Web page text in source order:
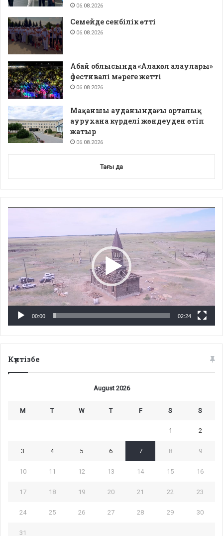
06.08.2026
Семейде сенбілік өтті
06.08.2026
Абай облысында «Алакөл алаулары»
фестивалі мәреге жетті
06.08.2026
Мақаншы ауданындағы орталық
аурухана күрделі жөндеуден өтіп
жатыр
06.08.2026
Тағы да
00:00 02:24
Күнтізбе
August 2026
M T W T F S S
1 2
3 4 5 6 7 8 9
10 11 12 13 14 15 16
17 18 19 20 21 22 23
24 25 26 27 28 29 30
31